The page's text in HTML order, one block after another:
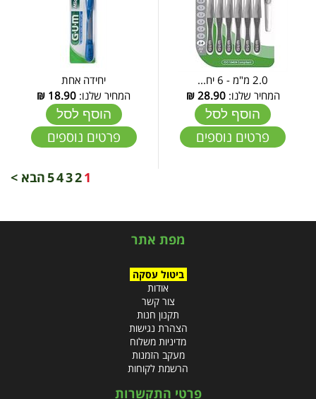
2.0 מ"מ - 6 יח...
המחיר שלנו:28.90
₪
הוסף לסל
פרטים נוספים
יחידה אחת
המחיר שלנו: 18.90
₪
הוסף לסל
פרטים נוספים
1
2
3
4
5הבא >
מפת אתר
ביטול עסקה
אודות
צור קשר
תקנון חנות
הצהרת נגישות
מדיניות משלוח
מעקב הזמנות
הרשמת לקוחות
פרטי התקשרות